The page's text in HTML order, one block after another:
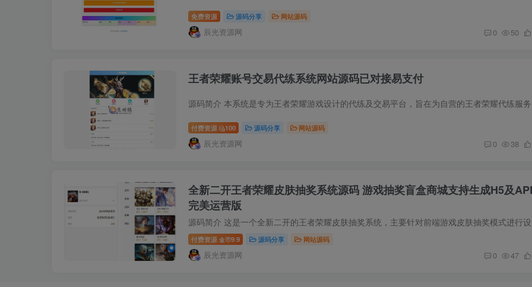
免费资源 源码分享 网站源码
辰光资源网 0 50
王者荣耀账号交易代练系统网站源码已对接易支付
付费资源 100 源码分享 网站源码
辰光资源网 0 38
全新二开王者荣耀皮肤抽奖系统源码 游戏抽奖盲盒商城支持生成H5及
完美运营版
付费资源 金币9.9 源码分享 网站源码
辰光资源网 0 47